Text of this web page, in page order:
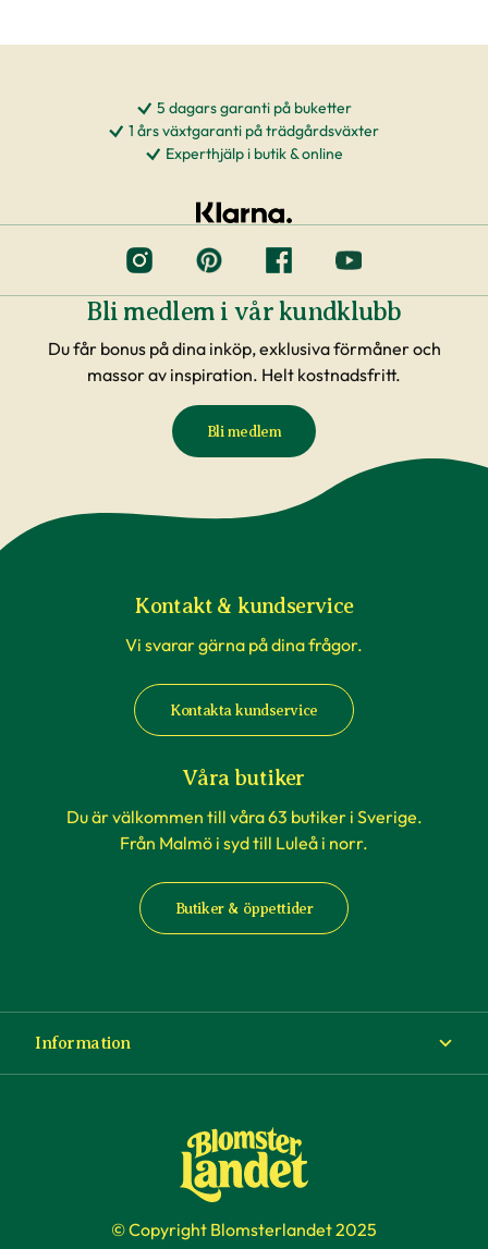
5 dagars garanti på buketter
1 års växtgaranti på trädgårdsväxter
Experthjälp i butik & online
Bli medlem i vår kundklubb
Du får bonus på dina inköp, exklusiva förmåner och
massor av inspiration. Helt kostnadsfritt.
Bli medlem
Kontakt & kundservice
Vi svarar gärna på dina frågor.
Kontakta kundservice
Våra butiker
Du är välkommen till våra 63 butiker i Sverige.
Från Malmö i syd till Luleå i norr.
Butiker & öppettider
Information
Köp- och leveransvillkor
© Copyright Blomsterlandet 2025